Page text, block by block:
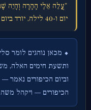
יום ו-40 לילה, יורד ביום הכיפורים עם הלוחות השניים.
⬥ מכאן נוהגים לומר
ותשעת חימים האלה,
וביום הכיפורים
הכיפורים — ויקהל